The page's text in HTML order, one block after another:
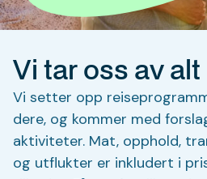
Vi tar oss av alt
Vi setter opp
dere, og kommer med
aktiviteter. Mat, opphold,
og utflukter er inkludert i